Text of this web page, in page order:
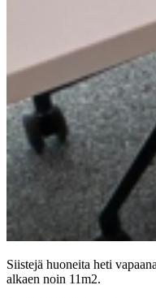
Siistejä huoneita heti
alkaen noin 11m2.